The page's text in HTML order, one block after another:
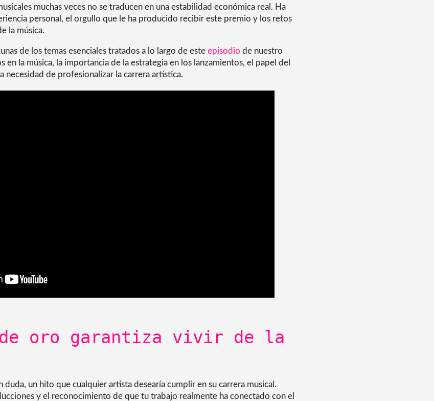
muchas veces no se traducen en una estabilidad económica real. Ha
personal, el orgullo que le ha producido recibir este premio y los retos
la música.
de los temas esenciales tratados a lo largo de este episodio de nuestro
en la música, la importancia de la estrategia en los lanzamientos, el papel del
necesidad de profesionalizar la carrera artística.
oro garantiza vivir de la
duda, un hito que cualquier artista desearía cumplir en su carrera musical.
y el reconocimiento de que tu trabajo realmente ha conectado con el